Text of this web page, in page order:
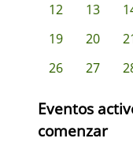
12
13
19
20
26
27
Eventos
comenzar